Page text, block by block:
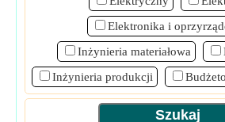
Elektronika i
Inżynieria materiałowa
Inżynieria produkcji